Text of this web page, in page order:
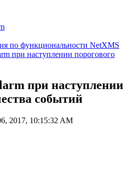
по функциональности NetXMS
при наступлении порогового
при наступлении
событий
2017, 10:15:32 AM